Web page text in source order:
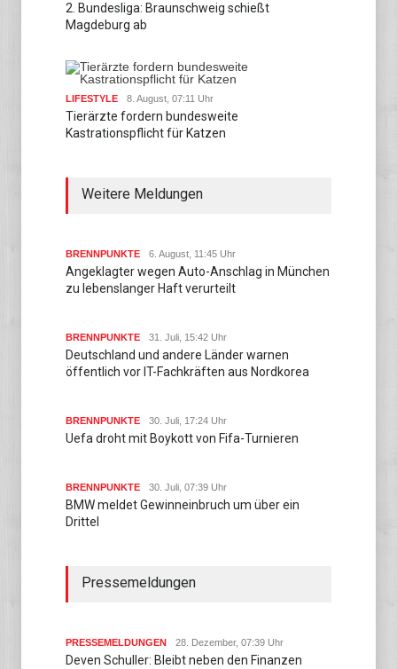
2. Bundesliga: Braunschweig schießt
Magdeburg ab
LIFESTYLE 8. August, 07:11 Uhr
Tierärzte fordern bundesweite
Kastrationspflicht für Katzen
Weitere Meldungen
BRENNPUNKTE 6. August, 11:45 Uhr
Angeklagter wegen Auto-Anschlag in München
zu lebenslanger Haft verurteilt
BRENNPUNKTE 31. Juli, 15:42 Uhr
Deutschland und andere Länder warnen
öffentlich vor IT-Fachkräften aus Nordkorea
BRENNPUNKTE 30. Juli, 17:24 Uhr
Uefa droht mit Boykott von Fifa-Turnieren
BRENNPUNKTE 30. Juli, 07:39 Uhr
BMW meldet Gewinneinbruch um über ein
Drittel
Pressemeldungen
PRESSEMELDUNGEN 28. Dezember, 07:39 Uhr
Deven Schuller: Bleibt neben den Finanzen